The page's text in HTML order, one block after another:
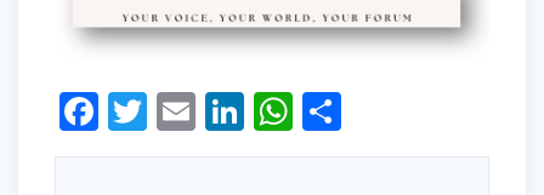
F
a
T
w
E
m
Li
n
W
h el